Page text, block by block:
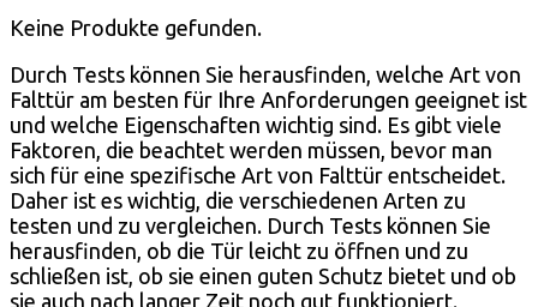
Keine Produkte gefunden.
Durch Tests können Sie herausfinden, welche Art von
Falttür am besten für Ihre Anforderungen geeignet ist
und welche Eigenschaften wichtig sind. Es gibt viele
Faktoren, die beachtet werden müssen, bevor man
sich für eine spezifische Art von Falttür entscheidet.
Daher ist es wichtig, die verschiedenen Arten zu
testen und zu vergleichen. Durch Tests können Sie
herausfinden, ob die Tür leicht zu öffnen und zu
schließen ist, ob sie einen guten Schutz bietet und ob
sie auch nach langer Zeit noch gut funktioniert.